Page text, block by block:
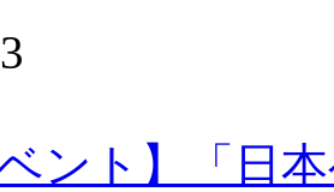
ベント】「日